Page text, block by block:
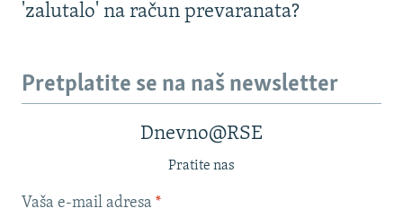
'zalutalo' na račun prevaranata?
Pretplatite se na naš newsletter
Dnevno@RSE
Pratite nas
Vaša e-mail adresa *